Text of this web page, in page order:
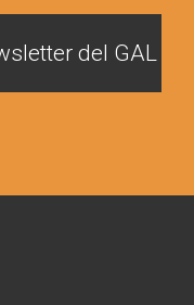
del GAL